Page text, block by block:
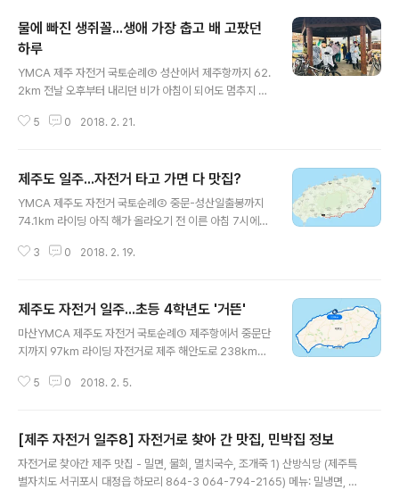
물에 빠진 생쥐꼴...생애 가장 춥고 배 고팠던
하루
YMCA 제주 자전거 국토순례③ 성산에서 제주항까지 62.
2km 전날 오후부터 내리던 비가 아침이 되어도 멈추지 않
습니다. 모두 비옷을 겹쳐 입고 비에 몸이 젖지 않도록 단단
타고 숙소에서 약 2~3km를 달려 제주에 올 때마다 빠지
지 않고 들러는 시흥리 해녀의집에서 조개죽으로 아침을
먹었습니다. 바다내음 가득한 따끈한 조개죽으로 가볍지
이 훨씬 새게 불기 시작하였습니다. 노끈과 테잎으로 비옷
5 0 2018. 2. 21.
제주도 일주...자전거 타고 가면 다 맛집?
YMCA 제주도 자전거 국토순례② 중문-성산일출봉까지
74.1km 라이딩 아직 해가 올라오기 전 이른 아침 7시에
날이라 조금 천천히 출발할 수도 있었습니다만, 일기예보
오후 4시까지 라이딩을 마칠 수 있도록 시간 계획을 세웠
습니다. 둘째 날이 되자 국토순례에 참가한 청소년들은 훨
씬 안정감이 생기고 여유로웠습니다. 따뜻한 서귀포 날씨
년 전 제주도 자전거 일주 때는 일주도로를 따라 성산일출
3 0 2018. 2. 19.
제주도 자전거 일주...초등 4학년도 '거뜬'
마산YMCA 제주도 자전거 국토순례① 제주항에서 중문단
지까지 97km 라이딩 자전거로 제주 해안도로 238km를
학교 2학년이었던 아들과 처음으로 YMCA 청소년 통일
을 모아 자전거 제주 일주를 하고 왔습니다. 10년 넘게 자
전거 국토순례를 진행해 온 지금 뒤돌아 생각해보면, 상당
히 무모한 도전이었고 고생도 많이 하였습니다만, 평생 기
5 0 2018. 2. 5.
[제주 자전거 일주8] 자전거로 찾아 간 맛집, 민박집 정보
자전거로 찾아간 제주 맛집 - 밀면, 물회, 멸치국수, 조개죽 1) 산방식당 (제주특
별자치도 서귀포시 대정읍 하모리 864-3 064-794-2165) 메뉴: 밀냉면, 밀